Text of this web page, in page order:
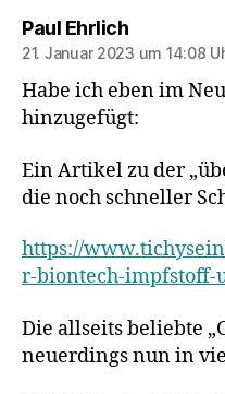
Paul Ehrlichsagt:
21. Januar 2023 um 14:08
Habe ich eben im
hinzugefügt:
Ein Artikel zu der
die noch schneller
https://
r-biontech-impfstoff-
Die allseits beliebte
neuerdings nun in